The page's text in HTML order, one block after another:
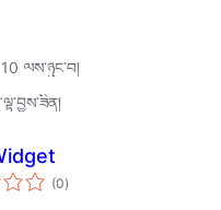
ལས་ཉུང་བ།
(0གདེང་
འཇོག་
)